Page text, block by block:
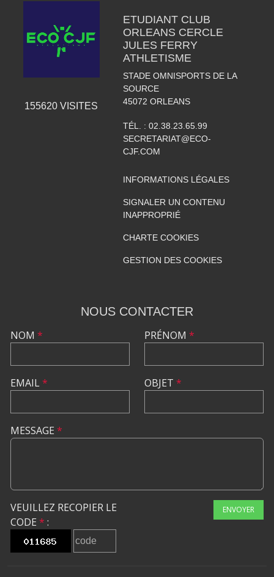
155620 VISITES
ETUDIANT CLUB
ORLEANS CERCLE
JULES FERRY
ATHLETISME
STADE OMNISPORTS DE LA
SOURCE
45072 ORLEANS
TÉL. : 02.38.23.65.99
SECRETARIAT@ECO-
CJF.COM
INFORMATIONS LÉGALES
SIGNALER UN CONTENU
INAPPROPRIÉ
CHARTE COOKIES
GESTION DES COOKIES
NOUS CONTACTER
NOM *
EMAIL*
PRÉNOM *
OBJET *
MESSAGE *
VEUILLEZ RECOPIER LE
CODE * :
ENVOYER